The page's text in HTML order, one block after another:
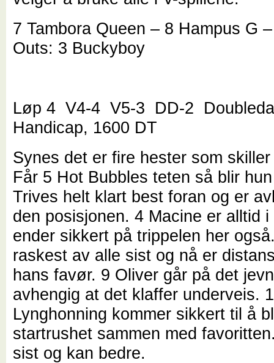
7 Tambora Queen – 8 Hampus G
Outs: 3 Buckyboy
Løp 4 V4-4 V5-3 DD-2
Handicap, 1600 DT
Synes det er fire hester som
Får 5 Hot Bubbles teten så blir
Trives helt klart best foran og er
den posisjonen. 4 Macine er alltid
ender sikkert på trippelen her
raskest av alle sist og nå er
hans favør. 9 Oliver går på det
avhengig at det klaffer underveis.
Lynghonning kommer sikkert til å
startrushet sammen med
sist og kan bedre.